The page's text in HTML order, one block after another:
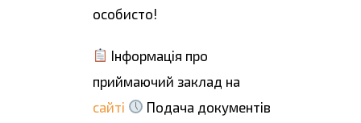
особисто!
Інформація про
приймаючий заклад на
сайті
Подача документів